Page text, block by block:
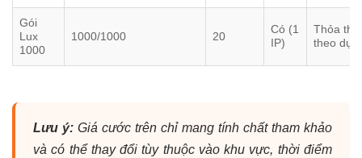
Gói
Lux
1000
1000/1000 20
Có (1
IP)
Thỏa
theo dự
Lưu ý: Giá cước trên chỉ mang tính chất tham khảo
và có thể thay đổi tùy thuộc vào khu vực, thời điểm